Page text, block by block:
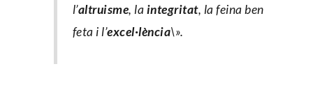
l’altruisme, laintegritat, la feina ben
feta i l’excel·lència\».